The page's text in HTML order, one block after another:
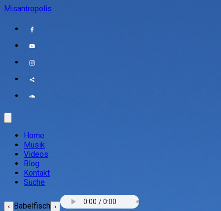
Misantropolis
Home
Musik
Videos
Blog
Kontakt
Suche
‹ Babelfisch ›